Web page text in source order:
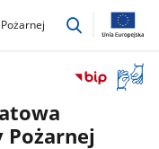
przejdź
okno
Pożarnej